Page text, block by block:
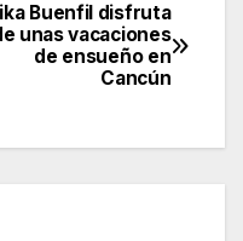
Buenfil disfruta
unas vacaciones
de ensueño en
Cancún